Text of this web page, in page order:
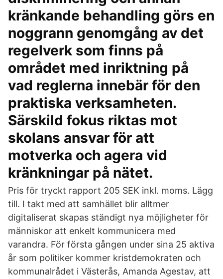
kränkande behandling görs en
noggrann genomgång av det
regelverk som finns på
området med inriktning på
vad reglerna innebär för den
praktiska verksamheten.
Särskild fokus riktas mot
skolans ansvar för att
motverka och agera vid
kränkningar på nätet.
Pris för tryckt rapport 205 SEK inkl. moms. Lägg
till. I takt med att samhället blir alltmer
digitaliserat skapas ständigt nya möjligheter för
människor att enkelt kommunicera med
varandra. För första gången under sina 25 aktiva
år som politiker kommer kristdemokraten och
kommunalrådet i Västerås, Amanda Agestav, att